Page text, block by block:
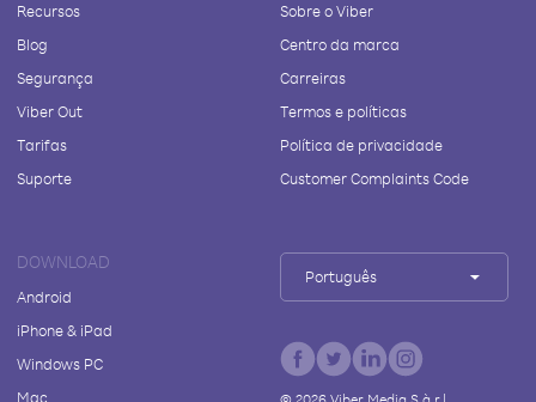
Recursos
Blog
Segurança
Viber Out
Tarifas
Suporte
Sobre o Viber
Centro da marca
Carreiras
Termos e políticas
Política de privacidade
Customer Complaints Code
DOWNLOAD
Android
iPhone & iPad
Windows PC
Mac
Português